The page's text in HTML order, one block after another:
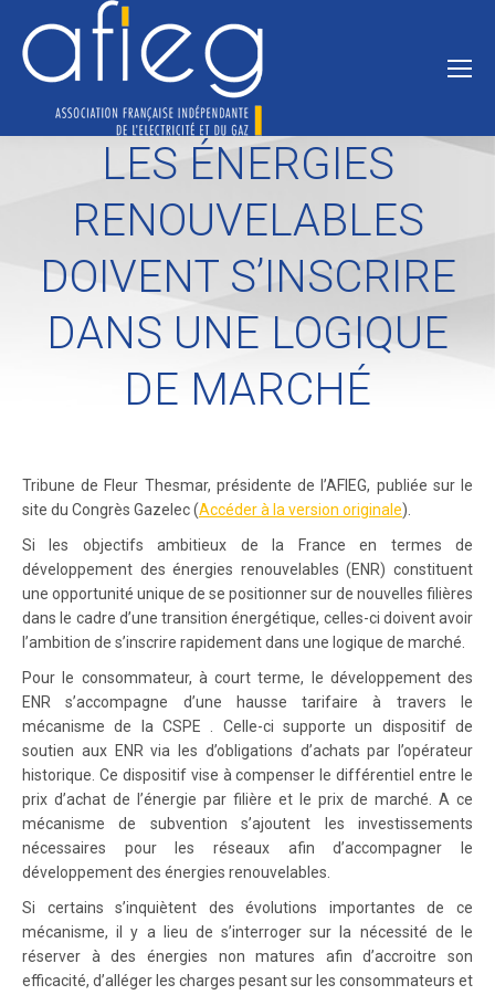
LES ÉNERGIES
RENOUVELABLES
DOIVENT S’INSCRIRE
DANS UNE LOGIQUE
DE MARCHÉ
Tribune de Fleur Thesmar, présidente de l’AFIEG, publiée sur le
site du Congrès Gazelec (Accéder à la version originale).
Si les objectifs ambitieux de la France en termes de
développement des énergies renouvelables (ENR) constituent
une opportunité unique de se positionner sur de nouvelles filières
dans le cadre d’une transition énergétique, celles-ci doivent avoir
l’ambition de s’inscrire rapidement dans une logique de marché.
Pour le consommateur, à court terme, le développement des
ENR s’accompagne d’une hausse tarifaire à travers le
mécanisme de la CSPE . Celle-ci supporte un dispositif de
soutien aux ENR via les d’obligations d’achats par l’opérateur
historique. Ce dispositif vise à compenser le différentiel entre le
prix d’achat de l’énergie par filière et le prix de marché. A ce
mécanisme de subvention s’ajoutent les investissements
nécessaires pour les réseaux afin d’accompagner le
développement des énergies renouvelables.
Si certains s’inquiètent des évolutions importantes de ce
mécanisme, il y a lieu de s’interroger sur la nécessité de le
réserver à des énergies non matures afin d’accroitre son
efficacité, d’alléger les charges pesant sur les consommateurs et